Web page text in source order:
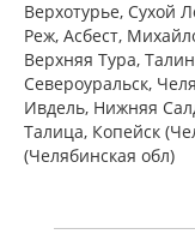
Верхотурье, Сухой
Реж, Асбест,
Верхняя Тура,
Североуральск,
Ивдель, Нижняя
Талица, Копейск
(Челябинская обл)